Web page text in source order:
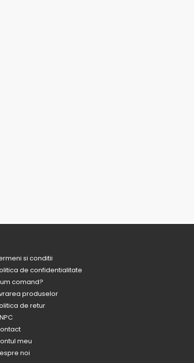
si conditii
de confidentialitate
comand?
produselor
de retur
meu
noi